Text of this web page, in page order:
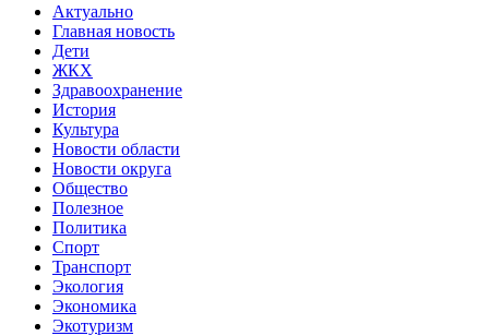
Актуально
Главная новость
Дети
ЖКХ
Здравоохранение
История
Культура
Новости области
Новости округа
Общество
Полезное
Политика
Спорт
Транспорт
Экология
Экономика
Экотуризм